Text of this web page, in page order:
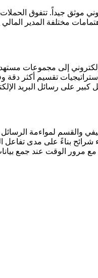
مختلفة المدير المالي
إلى مجموعات
تقسيم أكثر دقة
على رسائل البريد
والقسم لمواءمة
شرائح بناءً على مدى تفاعل
مع مرور الوقت عند جمع